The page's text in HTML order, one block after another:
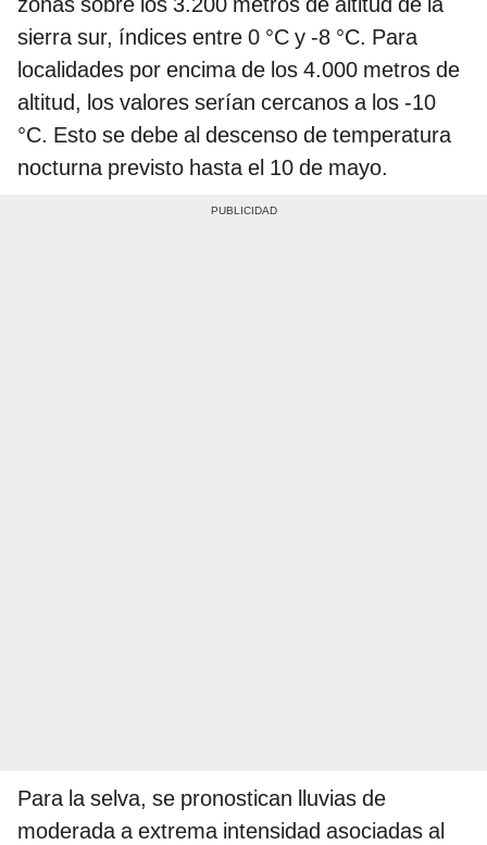
sierra sur, índices entre 0 °C y -8 °C. Para
localidades por encima de los 4.000 metros de
altitud, los valores serían cercanos a los -10
°C. Esto se debe al descenso de temperatura
nocturna previsto hasta el 10 de mayo.
Para la selva, se pronostican lluvias de
moderada a extrema intensidad asociadas al